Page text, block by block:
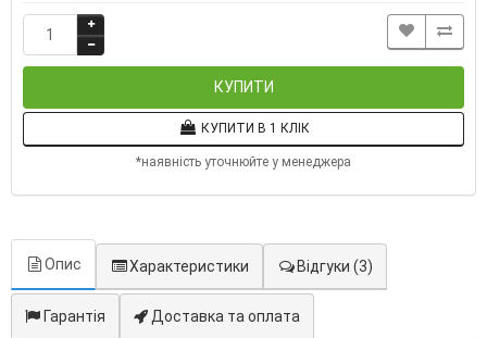
КУПИТИ
КУПИТИ В 1 КЛІК
*наявність уточнюйте у менеджера
Опис Характеристики Відгуки (3)
Гарантія Доставка та оплата